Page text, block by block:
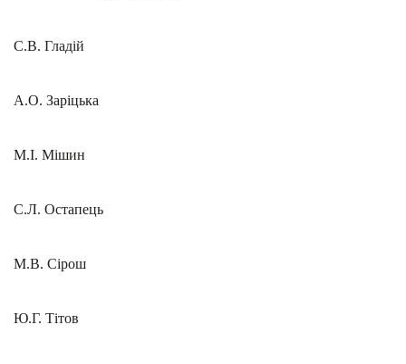
С.В. Гладій
А.О. Заріцька
М.І. Мішин
С.Л. Остапець
М.В. Сірош
Ю.Г. Тітов